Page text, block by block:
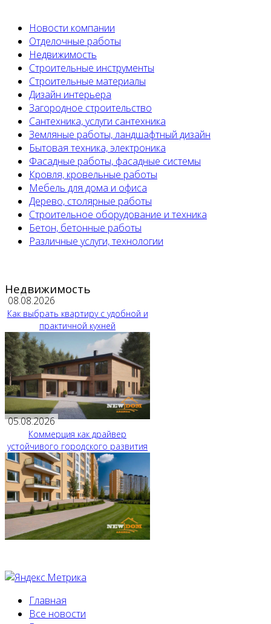
Новости компании
Отделочные работы
Недвижимость
Строительные инструменты
Строительные материалы
Дизайн интерьера
Загородное строительство
Сантехника, услуги сантехника
Земляные работы, ландшафтный дизайн
Бытовая техника, электроника
Фасадные работы, фасадные системы
Кровля, кровельные работы
Мебель для дома и офиса
Дерево, столярные работы
Строительное оборудование и техника
Бетон, бетонные работы
Различные услуги, технологии
Недвижимость
08.08.2026
Как выбрать квартиру с удобной и
практичной кухней
05.08.2026
Коммерция как драйвер
устойчивого городского развития
Главная
Все новости